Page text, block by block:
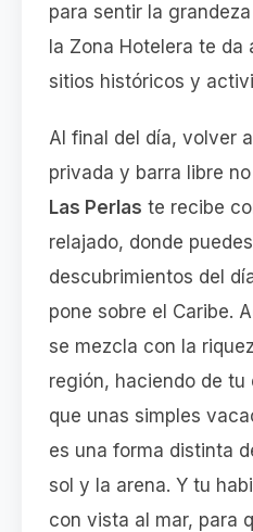
para sentir la
la Zona Hotelera te da
sitios históricos y
Al final del día, volver
privada y barra libre
Las Perlas te recibe
relajado, donde
descubrimientos del
pone sobre el Caribe.
se mezcla con la
región, haciendo de tu
que unas simples
es una forma distinta
sol y la arena. Y tu
con vista al mar, para